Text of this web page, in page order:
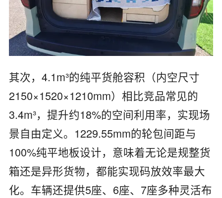
其次，‌4.1m³的纯平货舱容积‌（内空尺寸
2150×1520×1210mm）‌相比竞品常见的
3.4m³，提升约18%的空间利用率，实现场
景自由定义‌。‌‌1229.55mm的轮包间距‌与‌
100%纯平地板‌设计，意味着无论是规整货
箱还是异形货物，都能实现码放效率最大
化。车辆还提供‌5座、6座、7座‌多种灵活布